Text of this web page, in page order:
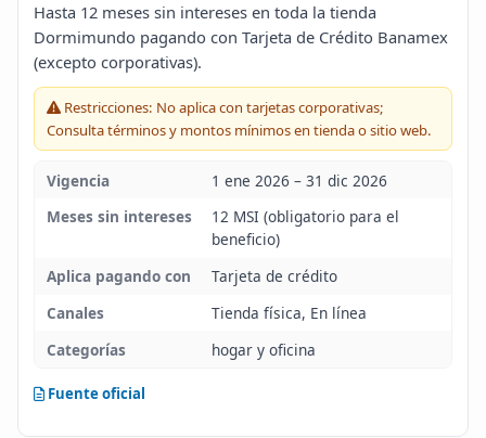
Blog
Infinito
Hasta 12 meses sin intereses en toda la tienda
Dormimundo pagando con Tarjeta de Crédito Banamex
(excepto corporativas).
Restricciones: No aplica con tarjetas corporativas;
Consulta términos y montos mínimos en tienda o sitio web.
Vigencia
1 ene 2026 – 31 dic 2026
Meses sin intereses
12 MSI (obligatorio para el
beneficio)
Aplica pagando con
Tarjeta de crédito
Canales
Tienda física, En línea
Categorías
hogar y oficina
Fuente oficial